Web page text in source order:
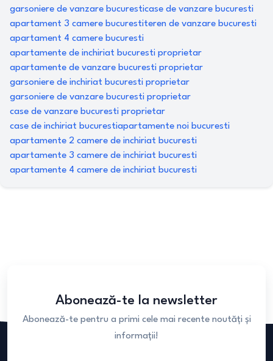
garsoniere de vanzare bucuresticase de vanzare bucuresti
apartament 3 camere bucurestiteren de vanzare bucuresti
apartament 4 camere bucuresti
apartamente de inchiriat bucuresti proprietar
apartamente de vanzare bucuresti proprietar
garsoniere de inchiriat bucuresti proprietar
garsoniere de vanzare bucuresti proprietar
case de vanzare bucuresti proprietar
case de inchiriat bucurestiapartamente noi bucuresti
apartamente 2 camere de inchiriat bucuresti
apartamente 3 camere de inchiriat bucuresti
apartamente 4 camere de inchiriat bucuresti
Abonează-te la newsletter
Abonează-te pentru a primi cele mai recente noutăți și
informații!